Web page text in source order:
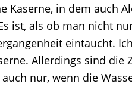
Kaserne, in dem auch
ist, als ob man nicht
eintaucht.
Allerdings sind
nur, wenn die